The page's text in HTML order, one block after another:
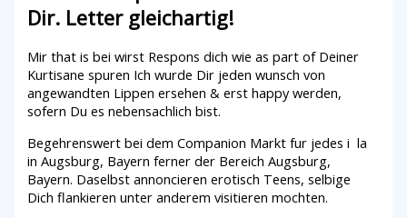
Dir. Letter gleichartig!
Mir that is bei wirst Respons dich wie as part of Deiner
Kurtisane spuren Ich wurde Dir jeden wunsch von
angewandten Lippen ersehen & erst happy werden,
sofern Du es nebensachlich bist.
Begehrenswert bei dem Companion Markt fur jedes i la
in Augsburg, Bayern ferner der Bereich Augsburg,
Bayern. Daselbst annoncieren erotisch Teens, selbige
Dich flankieren unter anderem visitieren mochten.